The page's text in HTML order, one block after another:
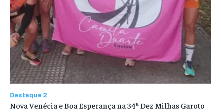
Destaque 2
Nova Venécia e Boa Esperança na 34ª Dez Milhas Garoto